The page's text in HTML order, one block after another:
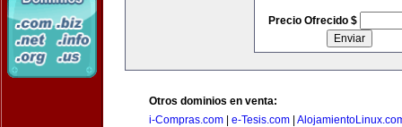
Precio Ofrecido $
Otros dominios en venta:
i-Compras.com
e-Tesis.com